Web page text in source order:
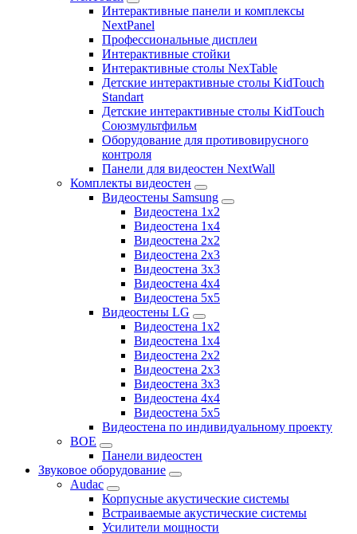
Интерактивные панели и комплексы
NextPanel
Профессиональные дисплеи
Интерактивные стойки
Интерактивные столы NexTable
Детские интерактивные столы KidTouch
Standart
Детские интерактивные столы KidTouch
Союзмультфильм
Оборудование для противовирусного
контроля
Панели для видеостен NextWall
Комплекты видеостен
Видеостены Samsung
Видеостена 1x2
Видеостена 1x4
Видеостена 2x2
Видеостена 2х3
Видеостена 3x3
Видеостена 4x4
Видеостена 5x5
Видеостены LG
Видеостена 1x2
Видеостена 1x4
Видеостена 2x2
Видеостена 2x3
Видеостена 3x3
Видеостена 4x4
Видеостена 5x5
Видеостена по индивидуальному проекту
BOE
Панели видеостен
Звуковое оборудование
Audac
Корпусные акустические системы
Встраиваемые акустические системы
Усилители мощности